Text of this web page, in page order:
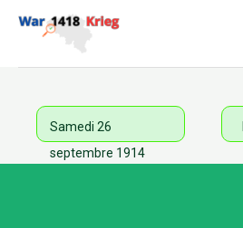
Samedi 26
septembre 1914